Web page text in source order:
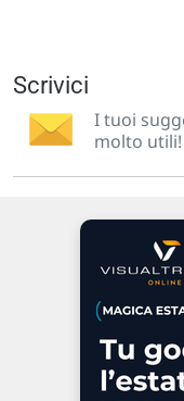
Scrivici
I tuoi
molto utili!